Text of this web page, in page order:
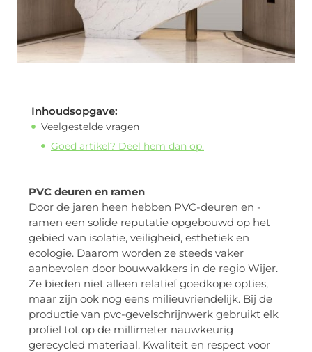
Inhoudsopgave:
Veelgestelde vragen
Goed artikel? Deel hem dan op:
PVC deuren en ramen
Door de jaren heen hebben PVC-deuren en -
ramen een solide reputatie opgebouwd op het
gebied van isolatie, veiligheid, esthetiek en
ecologie. Daarom worden ze steeds vaker
aanbevolen door bouwvakkers in de regio Wijer.
Ze bieden niet alleen relatief goedkope opties,
maar zijn ook nog eens milieuvriendelijk. Bij de
productie van pvc-gevelschrijnwerk gebruikt elk
profiel tot op de millimeter nauwkeurig
gerecycled materiaal. Kwaliteit en respect voor